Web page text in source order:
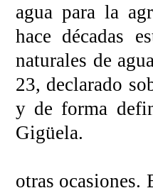
agua para la
hace décadas
naturales de
23, declarado
y de forma
Gigüela.
otras ocasiones.